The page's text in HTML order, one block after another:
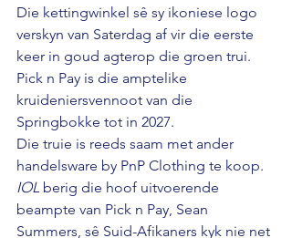
Die kettingwinkel sê sy ikoniese logo
verskyn van Saterdag af vir die eerste
keer in goud agterop die groen trui.
Pick n Pay is die amptelike
kruideniersvennoot van die
Springbokke tot in 2027.
Die truie is reeds saam met ander
handelsware by PnP Clothing te koop.
IOL berig die hoof uitvoerende
beampte van Pick n Pay, Sean
Summers, sê Suid-Afikaners kyk nie net